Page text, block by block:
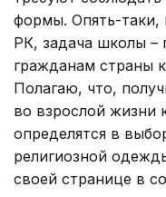
формы. Опять-таки,
РК, задача школы –
гражданам страны
Полагаю, что,
во взрослой жизни
определятся в
религиозной
своей странице в